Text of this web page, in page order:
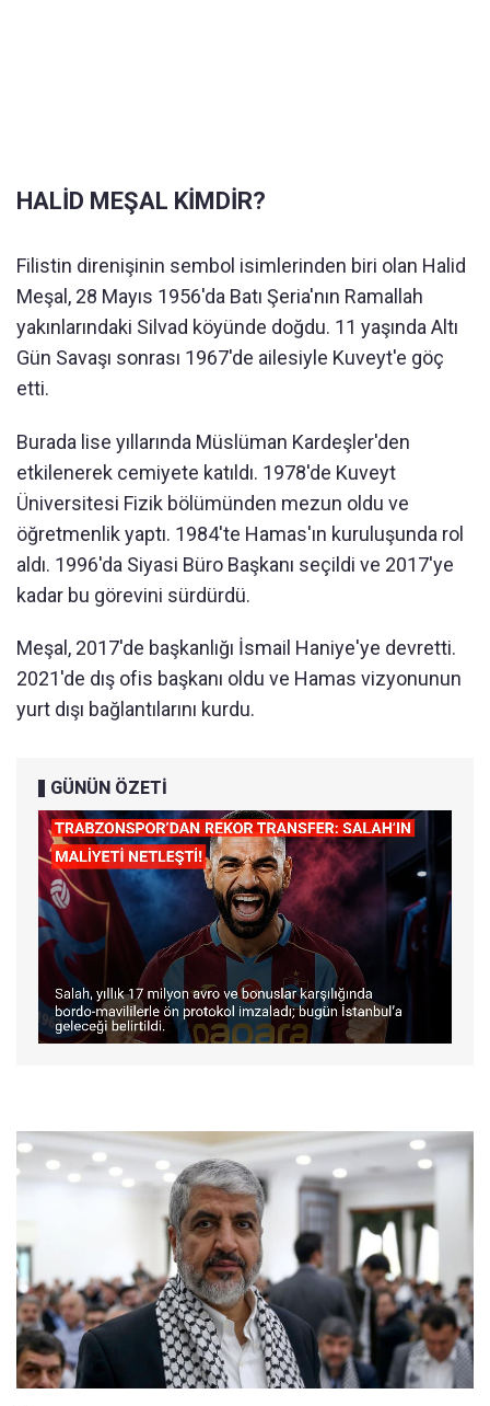
HALİD MEŞAL KİMDİR?
Filistin direnişinin sembol isimlerinden biri olan Halid
Meşal, 28 Mayıs 1956'da Batı Şeria'nın Ramallah
yakınlarındaki Silvad köyünde doğdu. 11 yaşında Altı
Gün Savaşı sonrası 1967'de ailesiyle Kuveyt'e göç
etti.
Burada lise yıllarında Müslüman Kardeşler'den
etkilenerek cemiyete katıldı. 1978'de Kuveyt
Üniversitesi Fizik bölümünden mezun oldu ve
öğretmenlik yaptı. 1984'te Hamas'ın kuruluşunda rol
aldı. 1996'da Siyasi Büro Başkanı seçildi ve 2017'ye
kadar bu görevini sürdürdü.
Meşal, 2017'de başkanlığı İsmail Haniye'ye devretti.
2021'de dış ofis başkanı oldu ve Hamas vizyonunun
yurt dışı bağlantılarını kurdu.
GÜNÜN ÖZETİ